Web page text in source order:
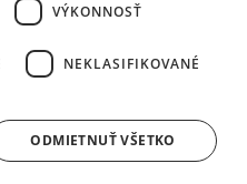
pred 10.10.2025 neboli
si účet znova, prosím.
prihlasovacích údajov
účet, chcem sa
VÝKONNOSŤ
NEKLASIFIKOVANÉ
ODMIETNUŤ VŠETKO